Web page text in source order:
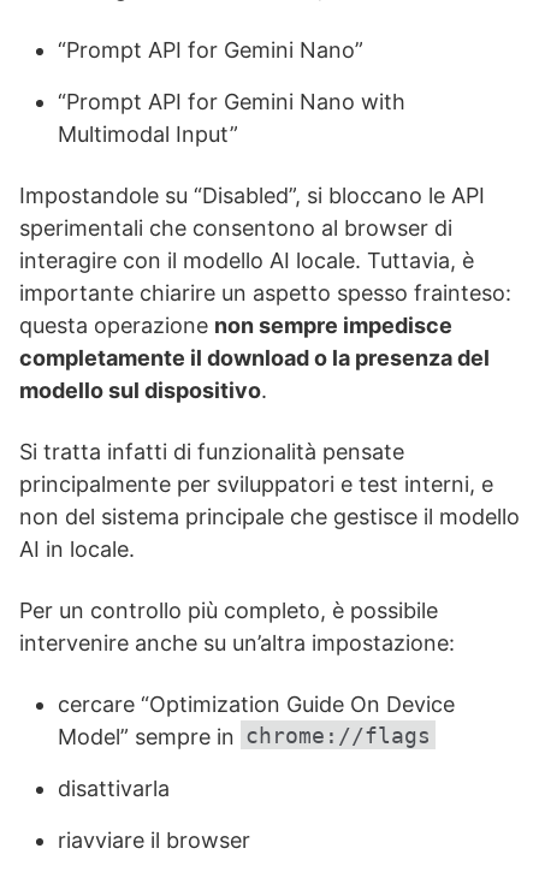
“Prompt API for Gemini Nano”
“Prompt API for Gemini Nano with
Multimodal Input”
Impostandole su “Disabled”, si bloccano le API
sperimentali che consentono al browser di
interagire con il modello AI locale. Tuttavia, è
importante chiarire un aspetto spesso frainteso:
questa operazione non sempre impedisce
completamente il download o la presenza del
modello sul dispositivo.
Si tratta infatti di funzionalità pensate
principalmente per sviluppatori e test interni, e
non del sistema principale che gestisce il modello
AI in locale.
Per un controllo più completo, è possibile
intervenire anche su un’altra impostazione:
cercare “Optimization Guide On Device
Model” sempre in chrome://flags
disattivarla
riavviare il browser